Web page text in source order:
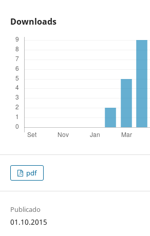
Downloads
pdf
Publicado
01.10.2015